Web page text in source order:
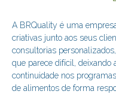
A BRQuality é uma
criativas junto aos seus
consultorias
que parece difícil, deixando
continuidade nos
de alimentos de forma